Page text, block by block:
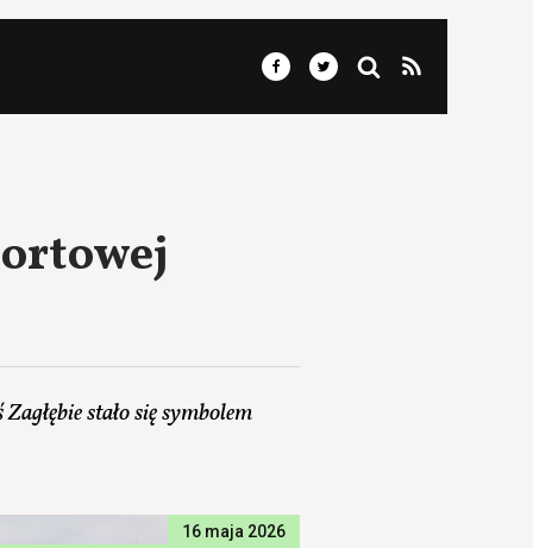
stało się symbolem
16 maja 2026